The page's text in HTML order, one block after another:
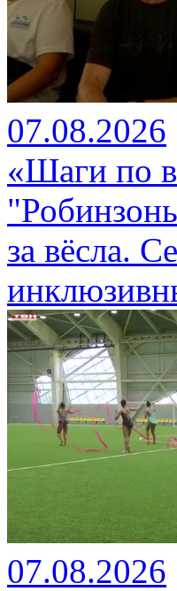
07.08.2026
«Шаги по
за вёсла.
07.08.2026